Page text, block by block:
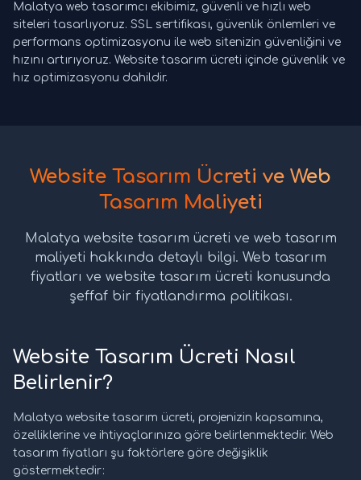
Malatya web tasarımcı ekibimiz, güvenli ve hızlı web
siteleri tasarlıyoruz. SSL sertifikası, güvenlik önlemleri ve
performans optimizasyonu ile web sitenizin güvenliğini ve
hızını artırıyoruz. Website tasarım ücreti içinde güvenlik ve
hız optimizasyonu dahildir.
Website Tasarım Ücreti ve Web
Tasarım Maliyeti
Malatya website tasarım ücreti ve web tasarım
maliyeti hakkında detaylı bilgi. Web tasarım
fiyatları ve website tasarım ücreti konusunda
şeffaf bir fiyatlandırma politikası.
Website Tasarım Ücreti Nasıl
Belirlenir?
Malatya website tasarım ücreti, projenizin kapsamına,
özelliklerine ve ihtiyaçlarınıza göre belirlenmektedir. Web
tasarım fiyatları şu faktörlere göre değişiklik
göstermektedir: